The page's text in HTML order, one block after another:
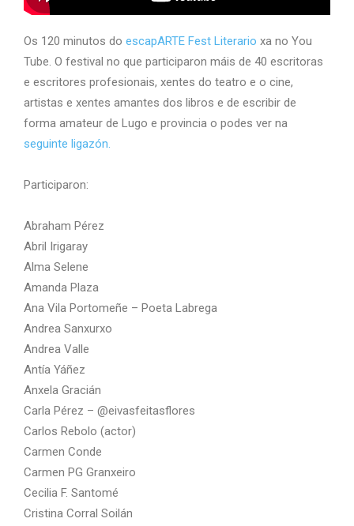
Os 120 minutos do escapARTE Fest Literario xa no You
Tube. O festival no que participaron máis de 40 escritoras
e escritores profesionais, xentes do teatro e o cine,
artistas e xentes amantes dos libros e de escribir de
forma amateur de Lugo e provincia o podes ver na
seguinte ligazón.
Participaron:
Abraham Pérez
Abril Irigaray
Alma Selene
Amanda Plaza
Ana Vila Portomeñe – Poeta Labrega
Andrea Sanxurxo
Andrea Valle
Antía Yáñez
Anxela Gracián
Carla Pérez – @eivasfeitasflores
Carlos Rebolo (actor)
Carmen Conde
Carmen PG Granxeiro
Cecilia F. Santomé
Cristina Corral Soilán